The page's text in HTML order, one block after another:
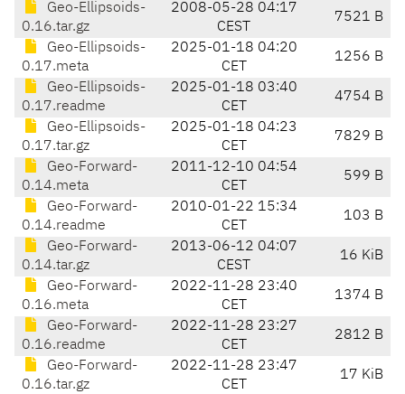
Geo-Ellipsoids-
0.16.tar.gz
2008-05-28 04:17
CEST
7521 B
Geo-Ellipsoids-
0.17.meta
2025-01-18 04:20
CET
1256 B
Geo-Ellipsoids-
0.17.readme
2025-01-18 03:40
CET
4754 B
Geo-Ellipsoids-
0.17.tar.gz
2025-01-18 04:23
CET
7829 B
Geo-Forward-
0.14.meta
2011-12-10 04:54
CET
599 B
Geo-Forward-
0.14.readme
2010-01-22 15:34
CET
103 B
Geo-Forward-
0.14.tar.gz
2013-06-12 04:07
CEST
16 KiB
Geo-Forward-
0.16.meta
2022-11-28 23:40
CET
1374 B
Geo-Forward-
0.16.readme
2022-11-28 23:27
CET
2812 B
Geo-Forward-
0.16.tar.gz
2022-11-28 23:47
CET
17 KiB